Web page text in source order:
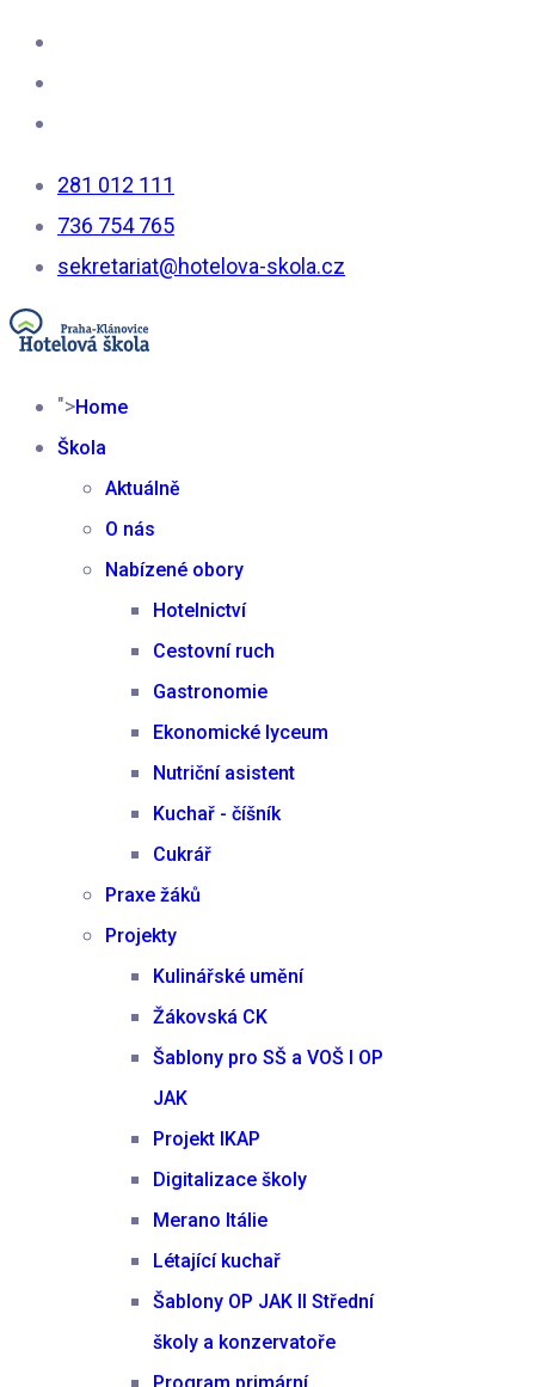
281 012 111
736 754 765
sekretariat@hotelova-skola.cz
">Home
Škola
Aktuálně
O nás
Nabízené obory
Hotelnictví
Cestovní ruch
Gastronomie
Ekonomické lyceum
Nutriční asistent
Kuchař - číšník
Cukrář
Praxe žáků
Projekty
Kulinářské umění
Žákovská CK
Šablony pro SŠ a VOŠ I OP
JAK
Projekt IKAP
Digitalizace školy
Merano Itálie
Létající kuchař
Šablony OP JAK II Střední
školy a konzervatoře